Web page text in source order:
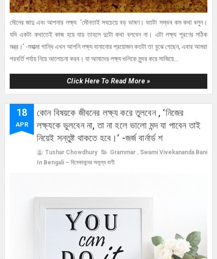
মৌনের জাদু এবং আপনার লক্ষ্য 'মৌনতাই সবচেয়ে বড় ভাষণ। যতটা সম্ভব কম কথা বলুন।
যদি একটা কথাতেই কাজ হয়ে যায় তাহলে দুটো কথা বলবেন না। এটা লক্ষ্য পূরণের সঠিক
মন্ত্র।' -মহাত্মা গান্ধি এখন আপনি লক্ষ্য বানানোর প্রয়োজন কতটা তা বুঝে গেছেন, এবার আমরা
পরবর্তি পর্যায় নিয়ে আলোচনা করব। যা আমাদের লক্ষ্য গুলিকে সুন্দর করে সাজিয়ে...
Click Here To Read More »
18
APR
কোন বিষয়কে জীবনের লক্ষ্য করে তুলবেন , ‘নিজের
লক্ষ্যকে ভুলবেন না, তা না হলে ভালো মন্দ যা পাবেন তাই
নিয়েই সন্তুষ্ট থাকতে হবে।’ -জর্জ বার্নার্ড শ
Tushar Chowdhury Grammar , Swami Vivekananda Bani
In Bengali – বিবেকানন্দের অমূল্য বাণী